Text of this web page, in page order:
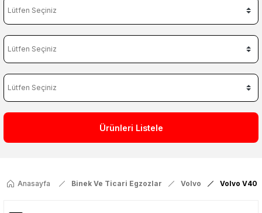
Ürünleri Listele
Anasayfa Binek Ve Ticari Egzozlar Volvo Volvo V40